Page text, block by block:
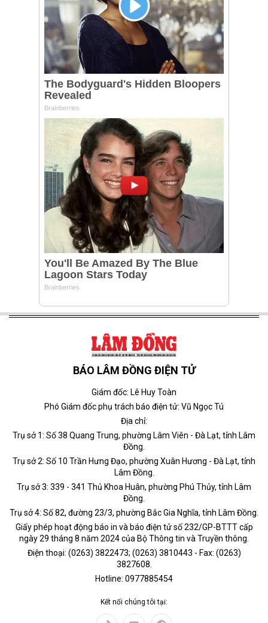
BÁO LÂM ĐỒNG ĐIỆN TỬ
Giám đốc: Lê Huy Toàn
Phó Giám đốc phụ trách báo điện tử: Vũ Ngọc Tú
Địa chỉ:
Trụ sở 1: Số 38 Quang Trung, phường Lâm Viên - Đà Lạt, tỉnh Lâm
Đồng.
Trụ sở 2: Số 10 Trần Hưng Đạo, phường Xuân Hương - Đà Lạt, tỉnh
Lâm Đồng.
Trụ sở 3: 339 - 341 Thủ Khoa Huân, phường Phú Thủy, tỉnh Lâm
Đồng.
Trụ sở 4: Số 82, đường 23/3, phường Bắc Gia Nghĩa, tỉnh Lâm Đồng.
Giấy phép hoạt động báo in và báo điện tử số 232/GP-BTTT cấp
ngày 29 tháng 8 năm 2024 của Bộ Thông tin và Truyền thông.
Điện thoại: (0263) 3822473; (0263) 3810443 - Fax: (0263)
3827608.
Hotline: 0977885454
Kết nối chúng tôi tại: